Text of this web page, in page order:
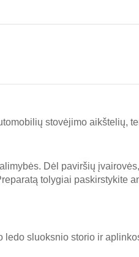
stovėjimo aikštelių,
Dėl paviršių
tolygiai
sluoksnio storio ir